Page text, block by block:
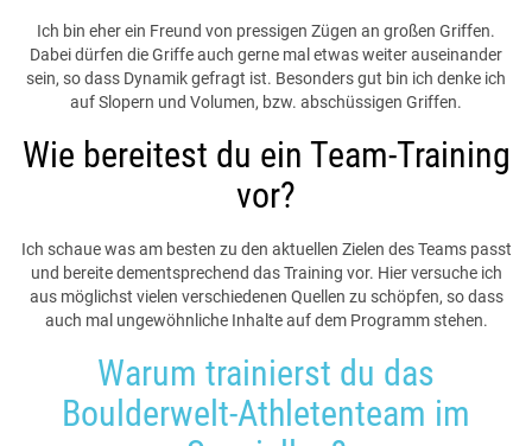
Ich bin eher ein Freund von pressigen Zügen an großen Griffen.
Dabei dürfen die Griffe auch gerne mal etwas weiter auseinander
sein, so dass Dynamik gefragt ist. Besonders gut bin ich denke ich
auf Slopern und Volumen, bzw. abschüssigen Griffen.
Wie bereitest du ein Team-Training
vor?
Ich schaue was am besten zu den aktuellen Zielen des Teams passt
und bereite dementsprechend das Training vor. Hier versuche ich
aus möglichst vielen verschiedenen Quellen zu schöpfen, so dass
auch mal ungewöhnliche Inhalte auf dem Programm stehen.
Warum trainierst du das
Boulderwelt-Athletenteam im